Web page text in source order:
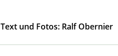
Text und Fotos: Ralf Obernier